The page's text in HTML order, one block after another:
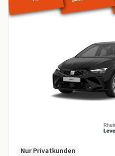
Nur Privatkunden